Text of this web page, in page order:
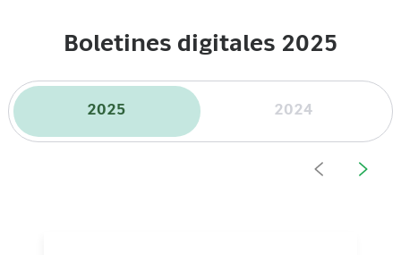
Boletines digitales 2025
2025 2024